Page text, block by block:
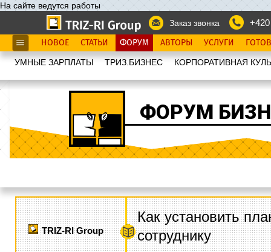
На сайте ведутся работы
Заказ звонка
НОВОЕ СТАТЬИ ФОРУМ АВТОРЫ УСЛУГИ
УМНЫЕ ЗАРПЛАТЫ ТРИЗ.БИЗНЕС КОРПОРАТИВНАЯ
ФОРУМ
TRIZ-RI Group
Как установить
сотруднику